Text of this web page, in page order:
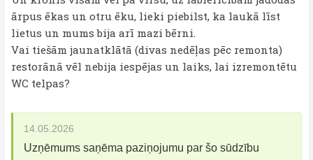
ārpus ēkas un otru ēku, lieki piebilst, ka laukā līst
lietus un mums bija arī mazi bērni.
Vai tiešām jaunatklātā (divas nedēļas pēc remonta)
restorānā vēl nebija iespējas un laiks, lai izremontētu
WC telpas?
14.05.2026
Uzņēmums saņēma paziņojumu par šo sūdzību